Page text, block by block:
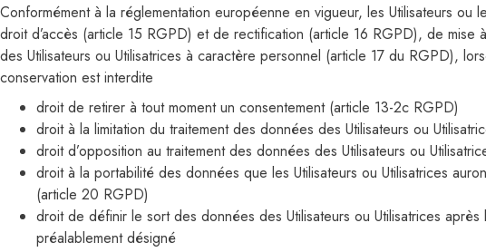
Conformément à la réglementation européenne en vigueur, les Utilisateurs
droit d’accès (article 15 RGPD) et de rectification (article 16 RGPD), de
des Utilisateurs ou Utilisatrices à caractère personnel (article 17 du RGPD),
conservation est interdite
droit de retirer à tout moment un consentement (article 13-2c RGPD)
droit à la limitation du traitement des données des Utilisateurs ou
droit d’opposition au traitement des données des Utilisateurs ou
droit à la portabilité des données que les Utilisateurs ou Utilisatrices
(article 20 RGPD)
droit de définir le sort des données des Utilisateurs ou Utilisatrices
préalablement désigné